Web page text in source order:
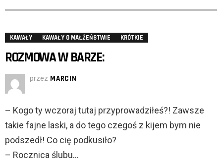
KAWAŁY KAWAŁY O MAŁŻEŃSTWIE KRÓTKIE
ROZMOWA W BARZE:
przez MARCIN
– Kogo ty wczoraj tutaj przyprowadziłeś?! Zawsze
takie fajne laski, a do tego czegoś z kijem bym nie
podszedł! Co cię podkusiło?
– Rocznica ślubu…